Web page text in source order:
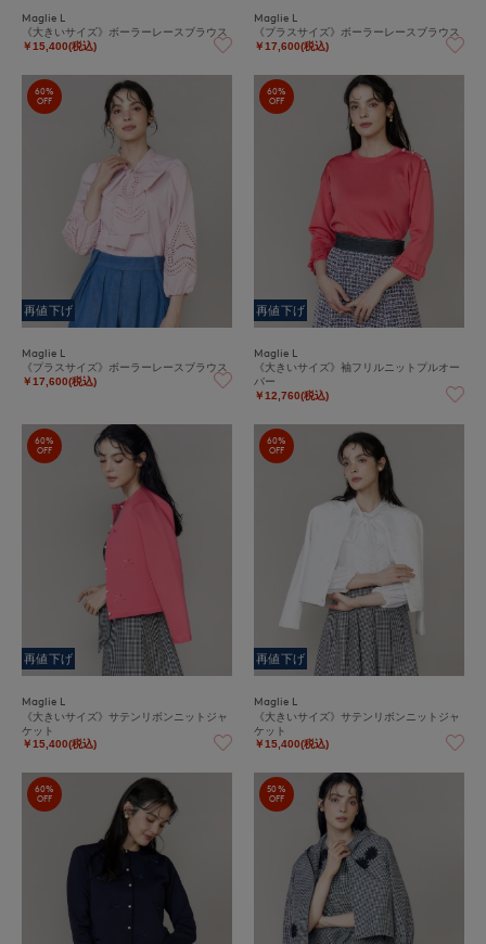
Maglie L
《大きいサイズ》ボーラーレースブラウス
￥15,400(税込)
Maglie L
《プラスサイズ》ボーラーレースブラウス
￥17,600(税込)
60%
OFF
再値下げ
Maglie L
《プラスサイズ》ボーラーレースブラウス
￥17,600(税込)
60%
OFF
再値下げ
Maglie L
《大きいサイズ》袖フリルニットプルオー
バー
￥12,760(税込)
60%
OFF
再値下げ
Maglie L
《大きいサイズ》サテンリボンニットジャ
ケット
￥15,400(税込)
60%
OFF
再値下げ
Maglie L
《大きいサイズ》サテンリボンニットジャ
ケット
￥15,400(税込)
60%
OFF
50%
OFF